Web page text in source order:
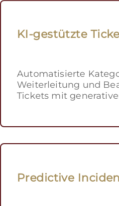
KI-gestützte
Automatisierte
Weiterleitung und
Tickets mit
Predictive